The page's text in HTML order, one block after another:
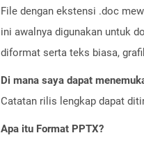
File dengan ekstensi .doc
ini awalnya digunakan untuk
diformat serta teks biasa,
Di mana saya dapat
Catatan rilis lengkap dapat
Apa itu Format PPTX?